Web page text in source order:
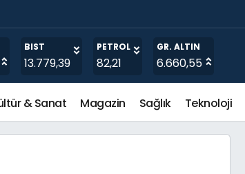
BIST
13.779,39
PETROL
82,21
GR. ALTIN
6.660,55
& Sanat Magazin Sağlık Teknoloji